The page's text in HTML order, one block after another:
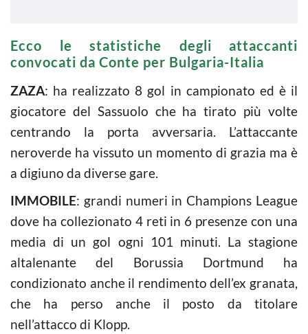
Ecco le statistiche degli attaccanti
convocati da Conte per Bulgaria-Italia
ZAZA: ha realizzato 8 gol in campionato ed è il
giocatore del Sassuolo che ha tirato più volte
centrando la porta avversaria. L’attaccante
neroverde ha vissuto un momento di grazia ma è
a digiuno da diverse gare.
IMMOBILE: grandi numeri in Champions League
dove ha collezionato 4 reti in 6 presenze con una
media di un gol ogni 101 minuti. La stagione
altalenante del Borussia Dortmund ha
condizionato anche il rendimento dell’ex granata,
che ha perso anche il posto da titolare
nell’attacco di Klopp.